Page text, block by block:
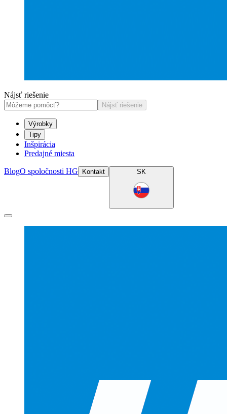
Nájsť riešenie
Nájsť riešenie
Výrobky
Tipy
Inšpirácia
Predajné miesta
BlogO spoločnosti HG Kontakt SK